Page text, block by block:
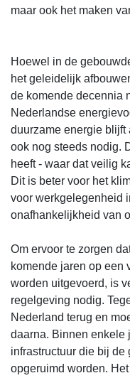
maar ook het maken
Hoewel in de
het geleidelijk
de komende decennia
Nederlandse
duurzame energie blijft
ook nog steeds nodig.
heeft - waar dat veilig
Dit is beter voor het
voor werkgelegenheid
onafhankelijkheid van
Om ervoor te zorgen
komende jaren op een
worden uitgevoerd, is
regelgeving nodig.
Nederland terug en
daarna. Binnen enkele
infrastructuur die bij de
opgeruimd worden.